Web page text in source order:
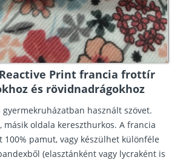
Reactive Print francia frottír
és rövidnadrágokhoz
gyermekruházatban használt szövet.
másik oldala kereszthurkos. A francia
pamut, vagy készülhet különféle
(elasztánként vagy lycraként is